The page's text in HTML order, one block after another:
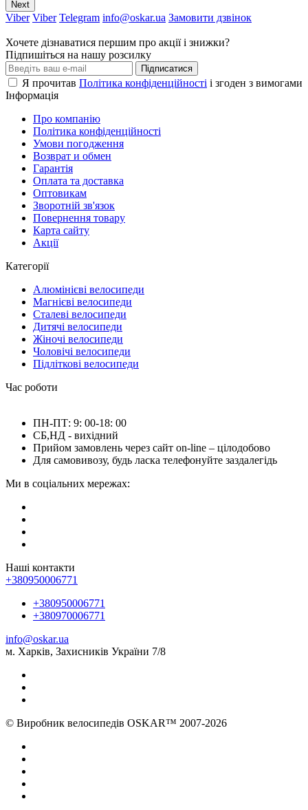
Next
Viber Viber Telegram info@oskar.ua Замовити дзвінок
Хочете дізнаватися першим про акції і знижки?
Підпишіться на нашу розсилку
Підписатися
Я прочитав Політика конфіденційності і згоден з вимогами
Інформація
Про компанію
Політика конфіденційності
Умови погодження
Возврат и обмен
Гарантія
Оплата та доставка
Оптовикам
Зворотній зв'язок
Повернення товару
Карта сайту
Акції
Категорії
Алюмінієві велосипеди
Магнієві велосипеди
Сталеві велосипеди
Дитячі велосипеди
Жіночі велосипеди
Чоловічі велосипеди
Підліткові велосипеди
Час роботи
ПН-ПТ: 9: 00-18: 00
СБ,НД - вихідний
Прийом замовлень через сайт on-line – цілодобово
Для самовивозу, будь ласка телефонуйте заздалегідь
Ми в соціальних мережах:
Наші контакти
+380950006771
+380950006771
+380970006771
info@oskar.ua
м. Харків, Захисників України 7/8
© Виробник велосипедів OSKAR™ 2007-2026